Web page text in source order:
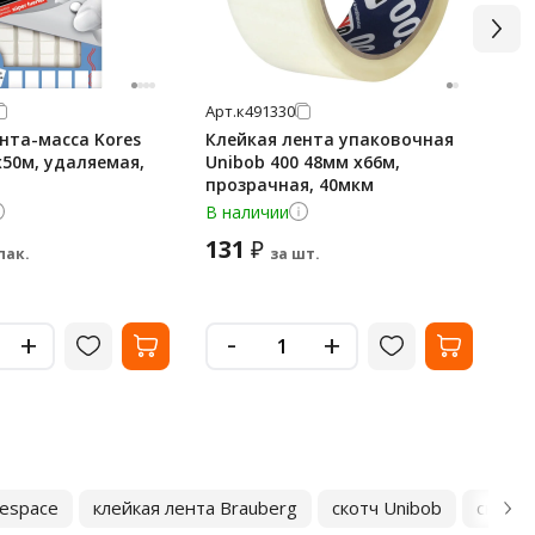
масса Kores
удаляемая,
+
Арт.к491330
Клейкая лента упаковочная
Unibob 400 48мм х66м,
прозрачная, 40мкм
В наличии
131 ₽ за шт.
- +
клейкая лента Brauberg скотч Unibob скотч